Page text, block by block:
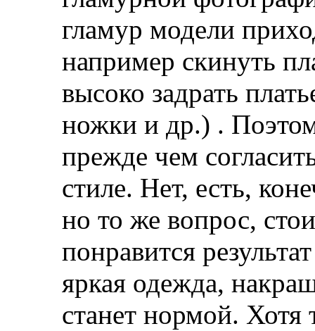
гламур модели
например скинуть
высоко задрать
ножки и др.) .
прежде чем
стиле. Нет, есть,
но то же вопрос,
понравится
яркая одежда,
станет нормой.